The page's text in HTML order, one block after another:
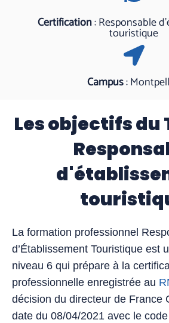
Certification: Responsable
touristique
Campus:
Les objectifs du
La formation professionnel
d’Établissement Touristique est
niveau 6 qui prépare à la
professionnelle enregistrée au
décision du directeur de France
date du 08/04/2021 avec le